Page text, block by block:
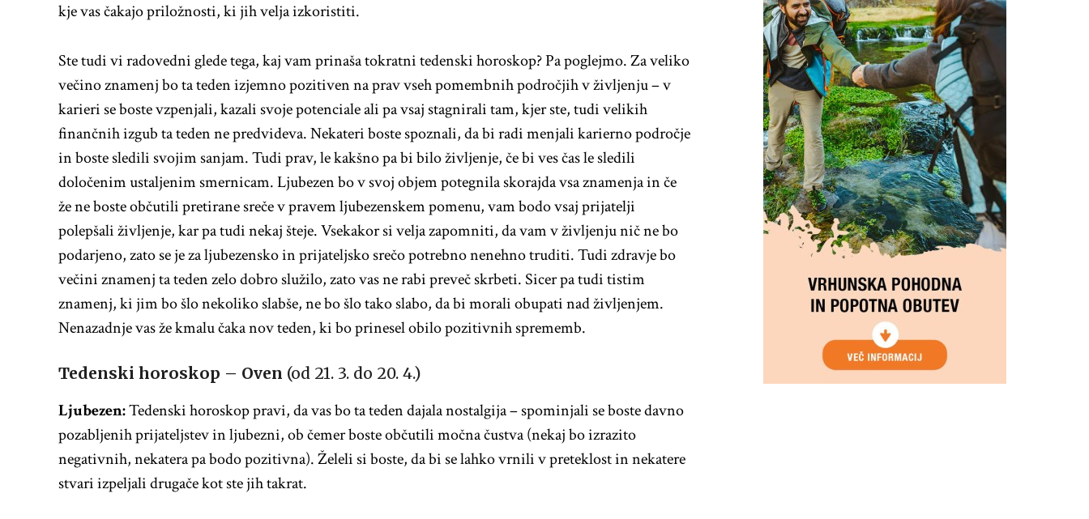
kje vas čakajo priložnosti, ki jih velja izkoristiti.
Ste tudi vi radovedni glede tega, kaj vam prinaša tokratni tedenski horoskop? Pa poglejmo. Za veliko
večino znamenj bo ta teden izjemno pozitiven na prav vseh pomembnih področjih v življenju – v
karieri se boste vzpenjali, kazali svoje potenciale ali pa vsaj stagnirali tam, kjer ste, tudi velikih
finančnih izgub ta teden ne predvideva. Nekateri boste spoznali, da bi radi menjali karierno področje
in boste sledili svojim sanjam. Tudi prav, le kakšno pa bi bilo življenje, če bi ves čas le sledili
določenim ustaljenim smernicam. Ljubezen bo v svoj objem potegnila skorajda vsa znamenja in če
že ne boste občutili pretirane sreče v pravem ljubezenskem pomenu, vam bodo vsaj prijatelji
polepšali življenje, kar pa tudi nekaj šteje. Vsekakor si velja zapomniti, da vam v življenju nič ne bo
podarjeno, zato se je za ljubezensko in prijateljsko srečo potrebno nenehno truditi. Tudi zdravje bo
večini znamenj ta teden zelo dobro služilo, zato vas ne rabi preveč skrbeti. Sicer pa tudi tistim
znamenj, ki jim bo šlo nekoliko slabše, ne bo šlo tako slabo, da bi morali obupati nad življenjem.
Nenazadnje vas že kmalu čaka nov teden, ki bo prinesel obilo pozitivnih sprememb.
Tedenski horoskop – Oven (od 21. 3. do 20. 4.)
Ljubezen:Tedenski horoskop pravi, da vas bo ta teden dajala nostalgija – spominjali se boste davno
pozabljenih prijateljstev in ljubezni, ob čemer boste občutili močna čustva (nekaj bo izrazito
negativnih, nekatera pa bodo pozitivna). Želeli si boste, da bi se lahko vrnili v preteklost in nekatere
stvari izpeljali drugače kot ste jih takrat.